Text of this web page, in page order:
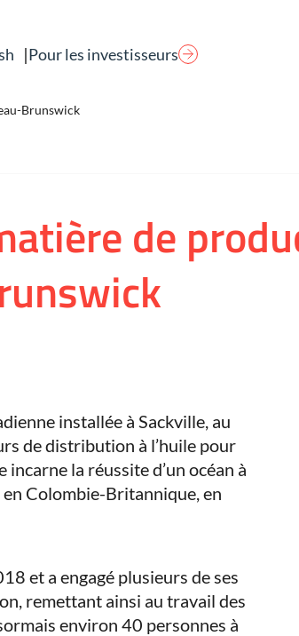
|Pour les investisseurs
Brunswick
de
installée à Sackville, au
de distribution à l’huile pour
incarne la réussite d’un océan à
Colombie-Britannique, en
et a engagé plusieurs de ses
remettant ainsi au travail des
environ 40 personnes à